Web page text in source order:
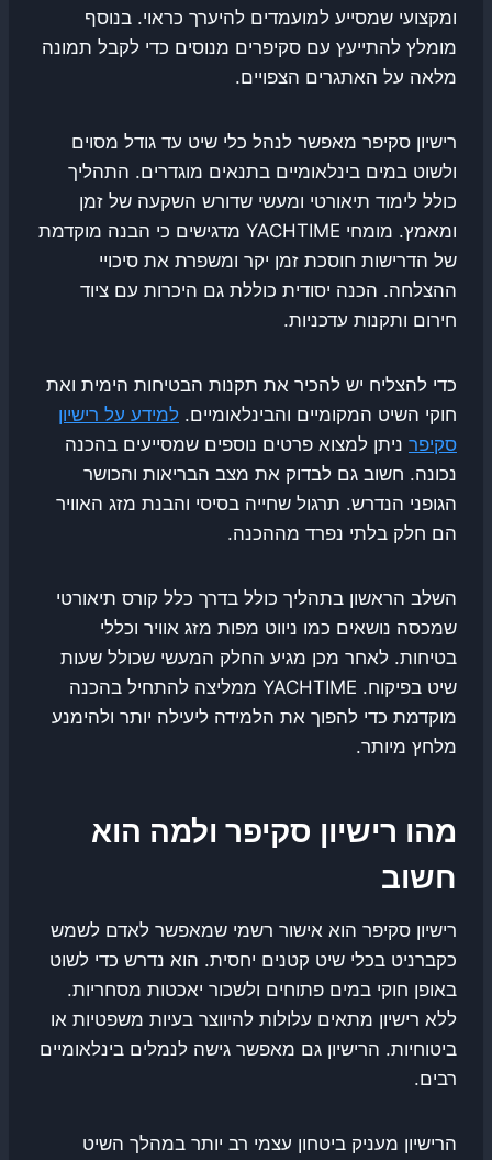
ומקצועי שמסייע למועמדים להיערך כראוי. בנוסף
מומלץ להתייעץ עם סקיפרים מנוסים כדי לקבל תמונה
מלאה על האתגרים הצפויים.
רישיון סקיפר מאפשר לנהל כלי שיט עד גודל מסוים
ולשוט במים בינלאומיים בתנאים מוגדרים. התהליך
כולל לימוד תיאורטי ומעשי שדורש השקעה של זמן
ומאמץ. מומחי YACHTIME מדגישים כי הבנה מוקדמת
של הדרישות חוסכת זמן יקר ומשפרת את סיכויי
ההצלחה. הכנה יסודית כוללת גם היכרות עם ציוד
חירום ותקנות עדכניות.
כדי להצליח יש להכיר את תקנות הבטיחות הימית ואת
חוקי השיט המקומיים והבינלאומיים. למידע על רישיון
סקיפר ניתן למצוא פרטים נוספים שמסייעים בהכנה
נכונה. חשוב גם לבדוק את מצב הבריאות והכושר
הגופני הנדרש. תרגול שחייה בסיסי והבנת מזג האוויר
הם חלק בלתי נפרד מההכנה.
השלב הראשון בתהליך כולל בדרך כלל קורס תיאורטי
שמכסה נושאים כמו ניווט מפות מזג אוויר וכללי
בטיחות. לאחר מכן מגיע החלק המעשי שכולל שעות
שיט בפיקוח. YACHTIME ממליצה להתחיל בהכנה
מוקדמת כדי להפוך את הלמידה ליעילה יותר ולהימנע
מלחץ מיותר.
מהו רישיון סקיפר ולמה הוא
חשוב
רישיון סקיפר הוא אישור רשמי שמאפשר לאדם לשמש
כקברניט בכלי שיט קטנים יחסית. הוא נדרש כדי לשוט
באופן חוקי במים פתוחים ולשכור יאכטות מסחריות.
ללא רישיון מתאים עלולות להיווצר בעיות משפטיות או
ביטוחיות. הרישיון גם מאפשר גישה לנמלים בינלאומיים
רבים.
הרישיון מעניק ביטחון עצמי רב יותר במהלך השיט